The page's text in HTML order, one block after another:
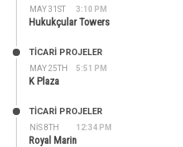
MAY 31ST 3:10 PM
Hukukçular Towers
MAY 25TH 5:51 PM
TİCARİ PROJELER
K Plaza
NIS 8TH 12:34 PM
TİCARİ PROJELER
Royal Marin